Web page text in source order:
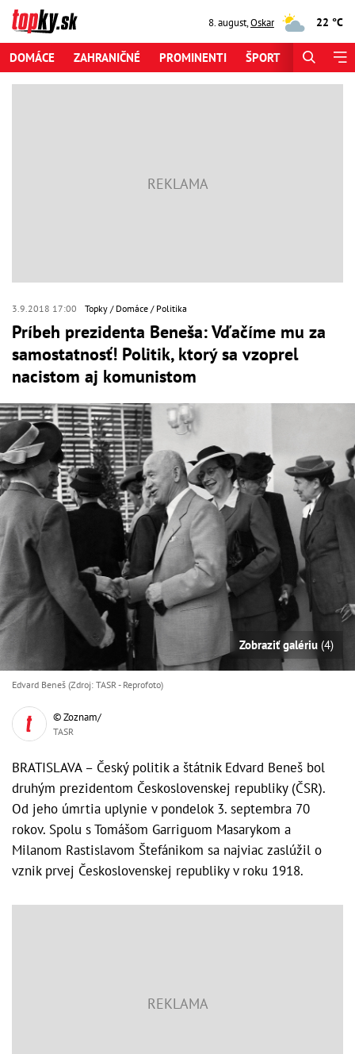
8. august,Oskar 22 °C
DOMÁCE ZAHRANIČNÉ PROMINENTI ŠPORT
3.9.2018 17:00 Topky Domáce Politika
Príbeh prezidenta Beneša: Vďačíme mu za
samostatnosť! Politik, ktorý sa vzoprel
nacistom aj komunistom
Zobraziť galériu (4)
Edvard Beneš (Zdroj: TASR - Reprofoto)
© Zoznam/
TASR
BRATISLAVA – Český politik a štátnik Edvard Beneš bol
druhým prezidentom Československej republiky (ČSR).
Od jeho úmrtia uplynie v pondelok 3. septembra 70
rokov. Spolu s Tomášom Garriguom Masarykom a
Milanom Rastislavom Štefánikom sa najviac zaslúžil o
vznik prvej Československej republiky v roku 1918.